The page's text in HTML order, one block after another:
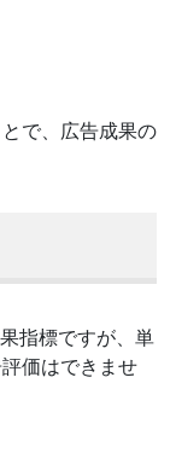
で、広告成果の
指標ですが、単
価はできませ